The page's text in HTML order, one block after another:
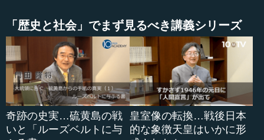
変えた
そして、その上でこの納税通知書を実行性のあるものに
する必要があります。この通知書があったとしても、それ
までのように家来が不正を働いて徴収し続けていたのでは
意味がないからです。そこで、この通知書と異なる課税を
かけてきた家来がいたならば、直接村か...
「歴史と社会」でまず見るべき講義シリーズ
奇跡の史実…硫黄島の戦
いと「ルーズベルトに与
皇室像の転換…戦後日本
的な象徴天皇はいかに形